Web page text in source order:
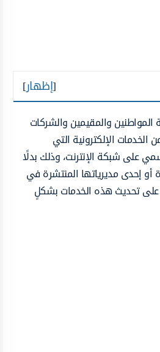
[إظهار]
المواطنين والمقيمين والشركات
الإلكترونية التي
على شبكة الإنترنت، وذلك بدلًا
أو إحدى مديرياتها المنتشرة في
على تحديث هذه الخدمات بشكلٍ